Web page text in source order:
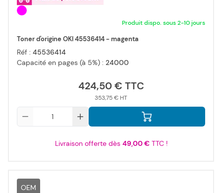
Produit dispo. sous 2-10 jours
Toner d'origine OKI 45536414 - magenta
Réf : 45536414
Capacité en pages (à 5%) : 24000
424,50 €
353,75 €
Livraison offerte dès 49,00 €TTC !
OEM